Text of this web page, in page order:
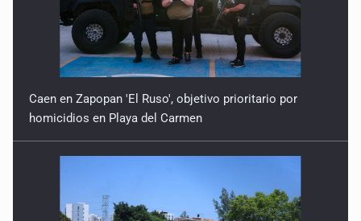
Caen en Zapopan 'El Ruso', objetivo prioritario por
homicidios en Playa del Carmen